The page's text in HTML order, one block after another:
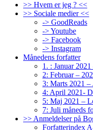
>> Hvem er jeg ? <<
>> Sociale medier <<
-> GoodReads
-> Youtube
-> Facebook
-> Instagram
Månedens forfatter
1. : Januar
2: Februar –
3: Marts 2021 –
4: April 2021-
5: Maj 2021 –
7: Juli måneds
>> Anmeldelser på
Forfatterindex